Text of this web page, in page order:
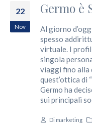
22
Nov
Germo è
Al giorno
spesso
virtuale. I
singola
viaggi fino alla
quest’ottica di
Germo ha
sui principali
Di marketing